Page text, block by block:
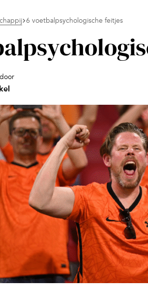
6 voetbalpsychologische feitjes